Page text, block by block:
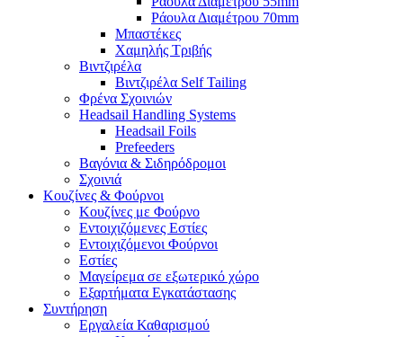
Ράουλα Διαμέτρου 70mm
Μπαστέκες
Χαμηλής Τριβής
Βιντζιρέλα
Βιντζιρέλα Self Tailing
Φρένα Σχοινιών
Headsail Handling Systems
Headsail Foils
Prefeeders
Βαγόνια & Σιδηρόδρομοι
Σχοινιά
Κουζίνες & Φούρνοι
Κουζίνες με Φούρνο
Εντοιχιζόμενες Εστίες
Εντοιχιζόμενοι Φούρνοι
Εστίες
Μαγείρεμα σε εξωτερικό χώρο
Εξαρτήματα Εγκατάστασης
Συντήρηση
Εργαλεία Καθαρισμού